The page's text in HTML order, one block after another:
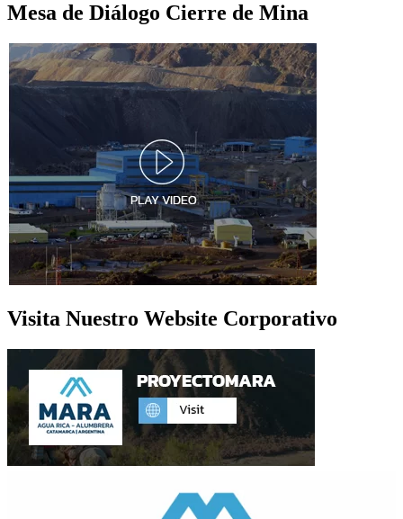
Mesa de Diálogo Cierre de Mina
Visita Nuestro Website Corporativo